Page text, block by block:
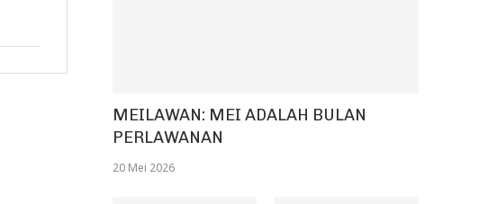
MEILAWAN: MEI ADALAH BULAN
PERLAWANAN
20 Mei 2026